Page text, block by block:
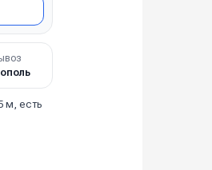
м, есть